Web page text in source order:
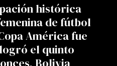
histórica
de fútbol
América fue
el quinto
Bolivia